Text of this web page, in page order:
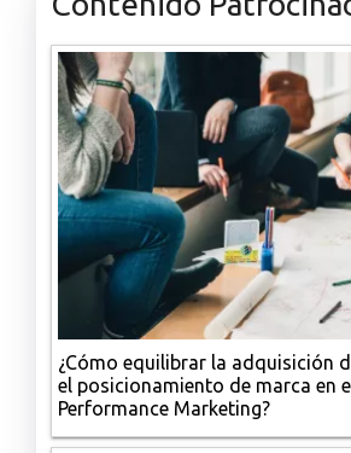
¿Cómo equilibrar la adquisición
el posicionamiento de marca en
Performance Marketing?